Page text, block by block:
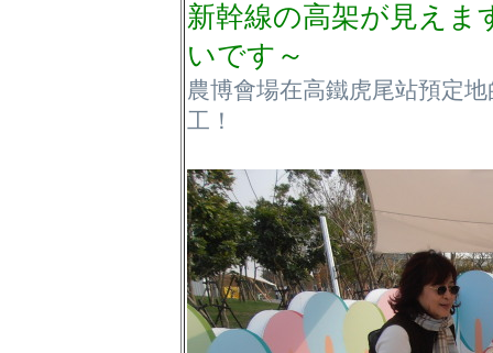
新幹線の高架が見えま
いです～
農博會場在高鐵虎尾站預定
工！